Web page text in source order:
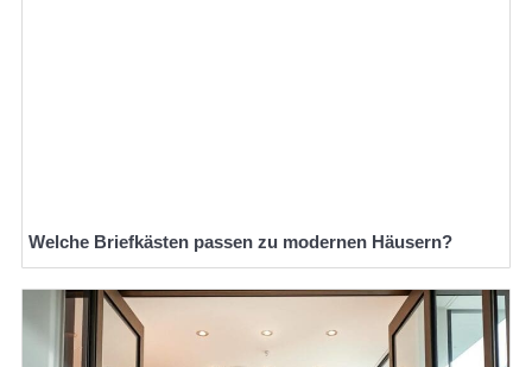
Welche Briefkästen passen zu modernen Häusern?